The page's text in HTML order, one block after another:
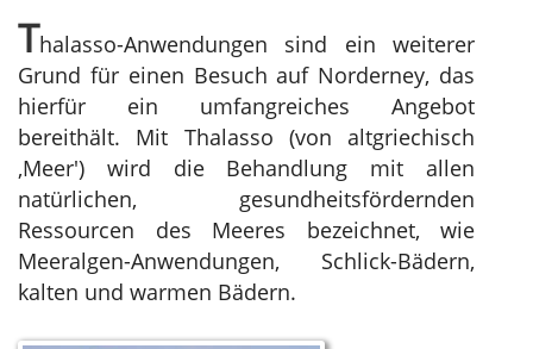
Thalasso-Anwendungen sind ein weiterer
Grund für einen Besuch auf Norderney, das
hierfür ein umfangreiches Angebot
bereithält. Mit Thalasso (von altgriechisch
‚Meer') wird die Behandlung mit allen
natürlichen, gesundheitsfördernden
Ressourcen des Meeres bezeichnet, wie
Meeralgen-Anwendungen, Schlick-Bädern,
kalten und warmen Bädern.